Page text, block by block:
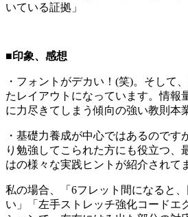
いている証拠」
■印象、感想
・フォントがデカい！(笑)。そして
たレイアウトになっています。情報
に力尽きてしまう傾向の強い教則本
・基礎力養成が中心ではあるのです
り勉強してこられた方にも役立つ、
はの様々な実践ヒントが紹介されて
私の場合、「6フレット間になると
い」「左手ストレッチ強化コードエ